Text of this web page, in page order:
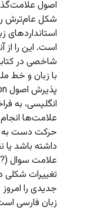
شکل عام‌ترش
استانداردهای
است. این را از
شاخصی در
با زبان و خط
انگلیسی، به
علامت‌ها
حرکت دست به
داشته باشد
علامت سوال
تغییرات شکلی
جدیدی را
زبان فارسی